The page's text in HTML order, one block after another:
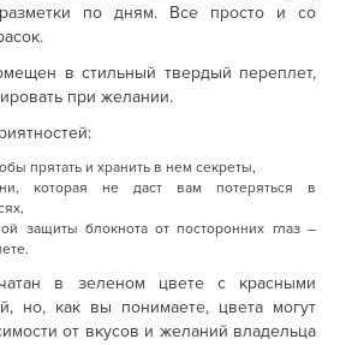
по дням. Все просто и со
в стильный твердый переплет,
при желании.
прятать и хранить в нем секреты,
которая не даст вам потеряться в
защиты блокнота от посторонних глаз –
в зеленом цвете с красными
но, как вы понимаете, цвета могут
от вкусов и желаний владельца